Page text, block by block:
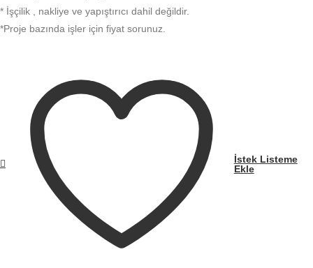
* İşçilik , nakliye ve yapıştırıcı dahil değildir.
*Proje bazında işler için fiyat sorunuz.
İstek Listeme
Ekle